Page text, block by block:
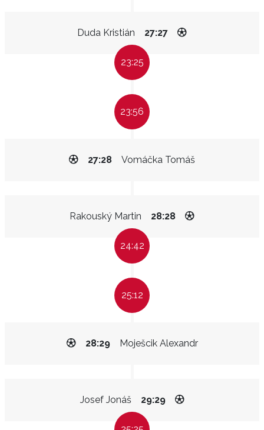
Duda Kristián 27:27
23:25
23:56
Vomáčka Tomáš
27:28
Rakouský Martin 28:28
24:42
25:12
Moješcik Alexandr
28:29
Josef Jonáš 29:29